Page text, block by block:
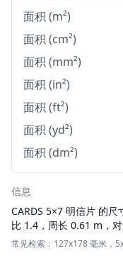
面积 (m²)
面积 (cm²)
面积 (mm²)
面积 (in²)
面积 (ft²)
面积 (yd²)
面积 (dm²)
信息
CARDS 5×7 明信片 的尺
比 1.4，周长 0.61 m，
常见检索：127x178 毫米，